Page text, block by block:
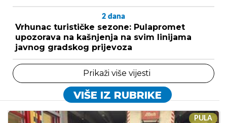
2 dana
Vrhunac turističke sezone: Pulapromet
upozorava na kašnjenja na svim linijama
javnog gradskog prijevoza
Prikaži više vijesti
VIŠE IZ RUBRIKE
PULA